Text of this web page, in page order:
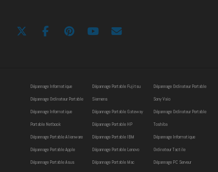
Dépannage Informatique
Dépannage Ordinateur Portable
Dépannage Informatique
Portable Netbook
Dépannage Portable Alienware
Dépannage Portable Apple
Dépannage Portable Asus
Dépannage Portable Fujitsu
Siemens
Dépannage Portable Gateway
Dépannage Portable HP
Dépannage Portable IBM
Dépannage Portable Lenovo
Dépannage Portable Mac
Dépannage Ordinateur Portable
Sony Vaio
Dépannage Ordinateur Portable
Toshiba
Dépannage Informatique
Ordinateur Tactile
Dépannage PC Serveur